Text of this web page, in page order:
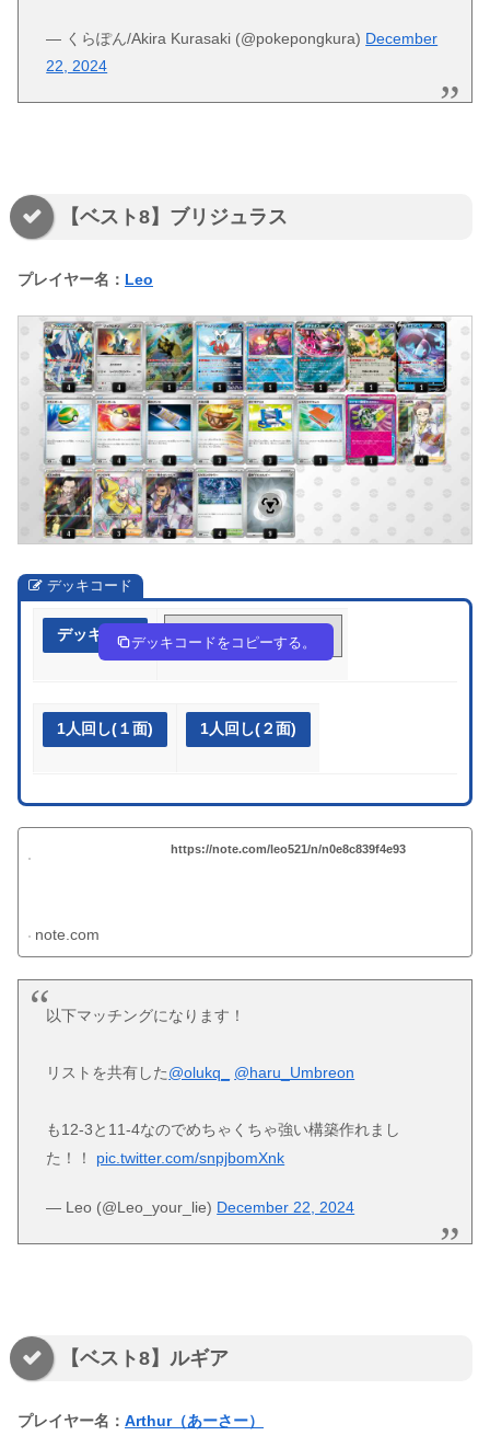
— くらぽん/Akira Kurasaki (@pokepongkura) December
22, 2024
【ベスト8】ブリジュラス
プレイヤー名： Leo
デッキコード
デッキ作成 V5Fkkk-7tDmSO-FkVfkF
デッキコードをコピーする。
1人回し(１面) 1人回し(２面)
https://note.com/leo521/n/n0e8c839f4e93
note.com
以下マッチングになります！
リストを共有した@olukq_ @haru_Umbreon
も12-3と11-4なのでめちゃくちゃ強い構築作れまし
た！！ pic.twitter.com/snpjbomXnk
— Leo (@Leo_your_lie) December 22, 2024
【ベスト8】ルギア
プレイヤー名： Arthur（あーさー）